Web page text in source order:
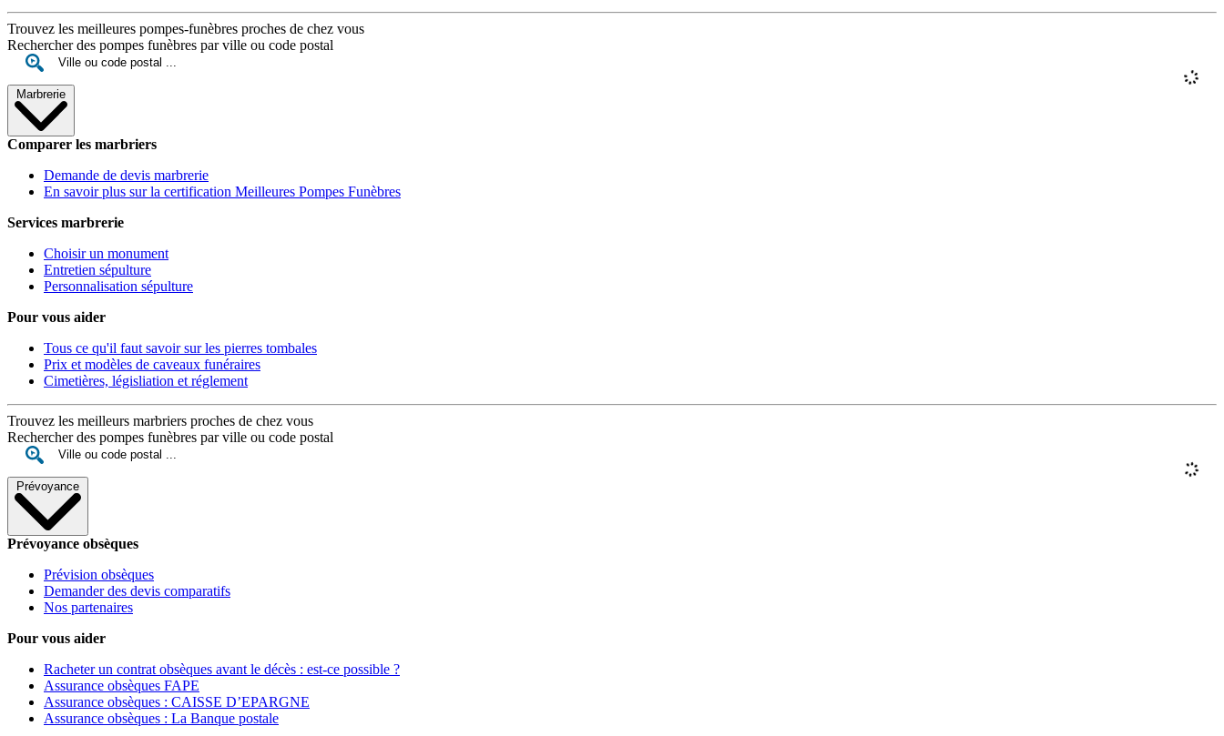
Trouvez les meilleures pompes-funèbres proches de chez vous
Rechercher des pompes funèbres par ville ou code postal
Marbrerie
Comparer les marbriers
Demande de devis marbrerie
En savoir plus sur la certification Meilleures Pompes Funèbres
Services marbrerie
Choisir un monument
Entretien sépulture
Personnalisation sépulture
Pour vous aider
Tous ce qu'il faut savoir sur les pierres tombales
Prix et modèles de caveaux funéraires
Cimetières, législiation et réglement
Trouvez les meilleurs marbriers proches de chez vous
Rechercher des pompes funèbres par ville ou code postal
Prévoyance
Prévoyance obsèques
Prévision obsèques
Demander des devis comparatifs
Nos partenaires
Pour vous aider
Racheter un contrat obsèques avant le décès : est-ce possible ?
Assurance obsèques FAPE
Assurance obsèques : CAISSE D’EPARGNE
Assurance obsèques : La Banque postale